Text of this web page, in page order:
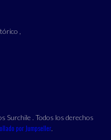
,
Surchile . Todos los derechos
por Jumpseller.